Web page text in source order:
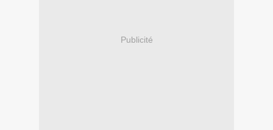
Publicité